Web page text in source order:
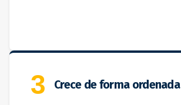
3 Crece de forma ordenada